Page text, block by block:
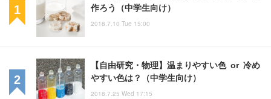
作ろう（中学生向け）
2018.7.10 Tue 15:00
【自由研究・物理】温まりやすい色 or 冷め
やすい色は？（中学生向け）
2018.7.25 Wed 17:15